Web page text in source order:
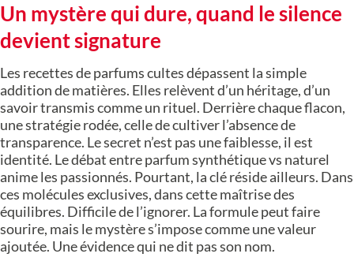
Un mystère qui dure, quand le silence
devient signature
Les recettes de parfums cultes dépassent la simple
addition de matières. Elles relèvent d’un héritage, d’un
savoir transmis comme un rituel. Derrière chaque flacon,
une stratégie rodée, celle de cultiver l’absence de
transparence. Le secret n’est pas une faiblesse, il est
identité. Le débat entre parfum synthétique vs naturel
anime les passionnés. Pourtant, la clé réside ailleurs. Dans
ces molécules exclusives, dans cette maîtrise des
équilibres. Difficile de l’ignorer. La formule peut faire
sourire, mais le mystère s’impose comme une valeur
ajoutée. Une évidence qui ne dit pas son nom.